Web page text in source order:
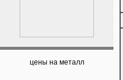
цены на металл